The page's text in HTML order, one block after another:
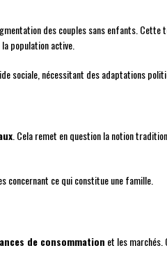
des couples sans enfants.
population active.
sociale, nécessitant des adaptations
. Cela remet en question la notion
concernant ce qui constitue une famille.
de consommation et les